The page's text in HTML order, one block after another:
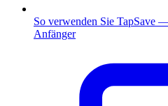
So verwenden Sie TapSave
Anfänger